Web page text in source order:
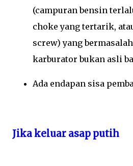
(campuran bensin
choke yang tertarik,
screw) yang
karburator bukan asli
Ada endapan sisa
Jika keluar asap putih